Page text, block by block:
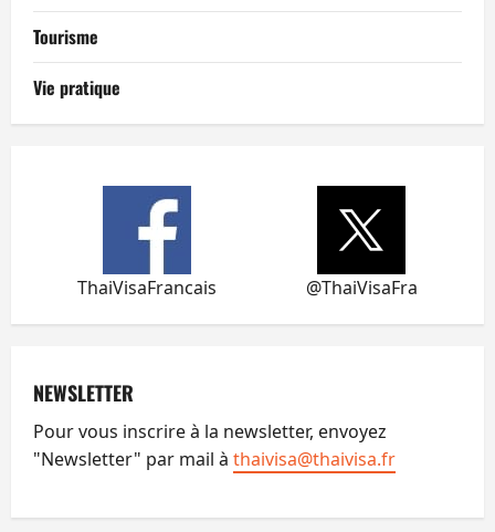
Tourisme
Vie pratique
ThaiVisaFrancais @ThaiVisaFra
NEWSLETTER
Pour vous inscrire à la newsletter, envoyez
"Newsletter" par mail à thaivisa@thaivisa.fr